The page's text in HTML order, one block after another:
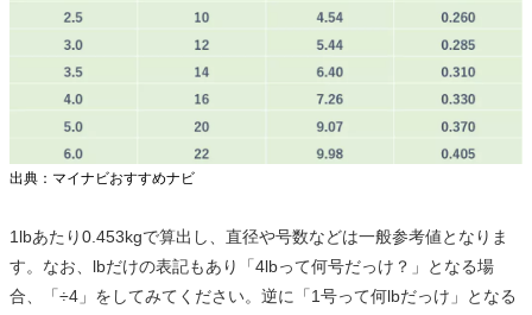
出典：マイナビおすすめナビ
1lbあたり0.453kgで算出し、直径や号数などは一般参考値となりま
す。なお、lbだけの表記もあり「4lbって何号だっけ？」となる場
合、「÷4」をしてみてください。逆に「1号って何lbだっけ」となる